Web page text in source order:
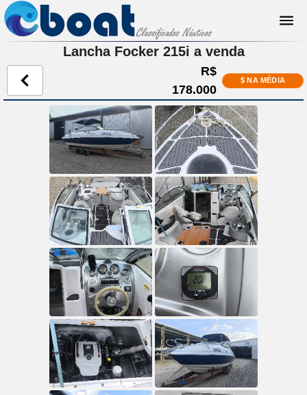
Lancha Focker 215i a venda
R$
178.000
$ NA MÉDIA